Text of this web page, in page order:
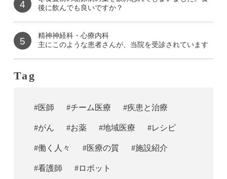
4
後に飲んでも良いですか？
5
精神神経科・心療内科
主にこのような患者さんが、当院を受診されています
Tag
#医師 #チーム医療 #疾患と治療
#がん #お薬 #地域医療 #レシピ
#働く人々 #医療の質 #施設紹介
#看護師 #ロボット